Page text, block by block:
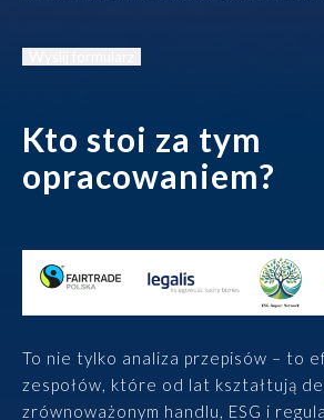
Kto stoi za tym
opracowaniem?
To nie tylko analiza przepisów – to
zespołów, które od lat kształtują
zrównoważonym handlu, ESG i